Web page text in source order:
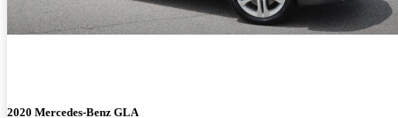
2020 Mercedes-Benz GLA